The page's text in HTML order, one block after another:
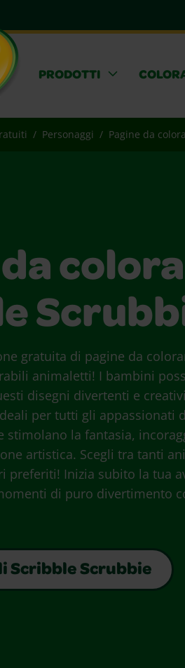
PRODOTTI
Personaggi Pagine da
gratuita di pagine da
animaletti! I bambini
disegni divertenti e
per tutti gli appassionati
stimolano la fantasia,
artistica. Scegli tra tanti
preferiti! Inizia subito la tua
di puro divertimento
Scribble Scrubbie